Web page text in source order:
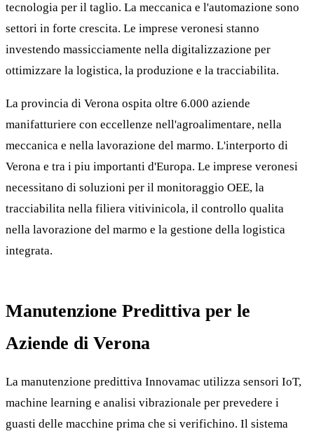
tecnologia per il taglio. La meccanica e l'automazione sono
settori in forte crescita. Le imprese veronesi stanno
investendo massicciamente nella digitalizzazione per
ottimizzare la logistica, la produzione e la tracciabilita.
La provincia di Verona ospita oltre 6.000 aziende
manifatturiere con eccellenze nell'agroalimentare, nella
meccanica e nella lavorazione del marmo. L'interporto di
Verona e tra i piu importanti d'Europa. Le imprese veronesi
necessitano di soluzioni per il monitoraggio OEE, la
tracciabilita nella filiera vitivinicola, il controllo qualita
nella lavorazione del marmo e la gestione della logistica
integrata.
Manutenzione Predittiva per le
Aziende di Verona
La manutenzione predittiva Innovamac utilizza sensori IoT,
machine learning e analisi vibrazionale per prevedere i
guasti delle macchine prima che si verifichino. Il sistema